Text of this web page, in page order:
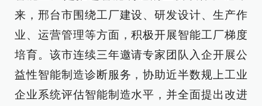
来，邢台市围绕工厂建设、研发设计、生产作
业、运营管理等方面，积极开展智能工厂梯度
培育。该市连续三年邀请专家团队入企开展公
益性智能制造诊断服务，协助近半数规上工业
企业系统评估智能制造水平，并全面提出改进